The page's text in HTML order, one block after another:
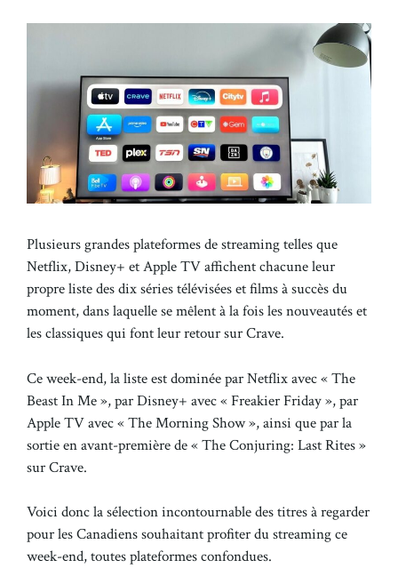
Plusieurs grandes plateformes de streaming telles que
Netflix, Disney+ et Apple TV affichent chacune leur
propre liste des dix séries télévisées et films à succès du
moment, dans laquelle se mêlent à la fois les nouveautés et
les classiques qui font leur retour sur Crave.
Ce week-end, la liste est dominée par Netflix avec « The
Beast In Me », par Disney+ avec « Freakier Friday », par
Apple TV avec « The Morning Show », ainsi que par la
sortie en avant-première de « The Conjuring: Last Rites »
sur Crave.
Voici donc la sélection incontournable des titres à regarder
pour les Canadiens souhaitant profiter du streaming ce
week-end, toutes plateformes confondues.